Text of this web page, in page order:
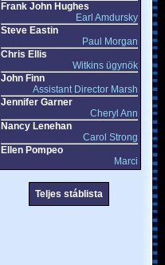
Frank John Hughes
Earl Amdursky
Steve Eastin
Paul Morgan
Chris Ellis
Witkins ügynök
John Finn
Assistant Director Marsh
Jennifer Garner
Cheryl Ann
Nancy Lenehan
Carol Strong
Ellen Pompeo
Marci
Teljes stáblista